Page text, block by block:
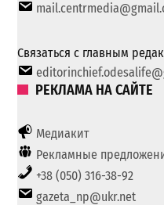
Связаться с главным
РЕКЛАМА НА САЙТЕ
Медиакит
Рекламные
+38 (050) 316-38-92
gazeta_np@ukr.net